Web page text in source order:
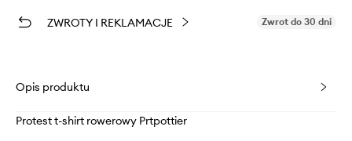
ZWROTY I REKLAMACJE Zwrot do 30 dni
Opis produktu
Protest t-shirt rowerowy Prtpottier